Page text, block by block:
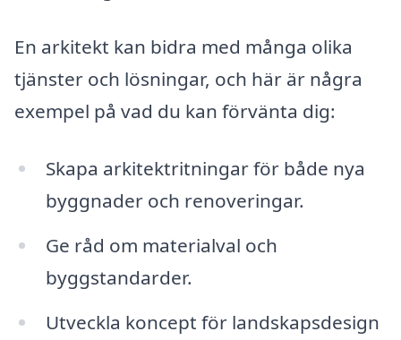
En arkitekt kan bidra med många olika
tjänster och lösningar, och här är några
exempel på vad du kan förvänta dig:
Skapa arkitektritningar för både nya
byggnader och renoveringar.
Ge råd om materialval och
byggstandarder.
Utveckla koncept för landskapsdesign